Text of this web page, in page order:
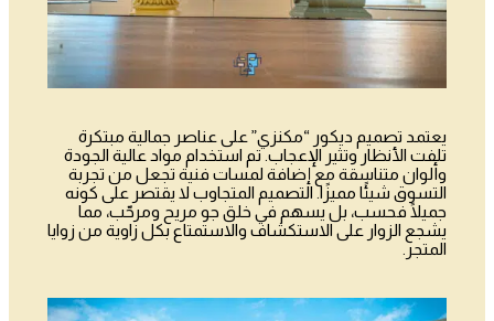
يعتمد تصميم ديكور “مكنزي” على عناصر جمالية مبتكرة
تلفت الأنظار وتثير الإعجاب. تم استخدام مواد عالية الجودة
وألوان متناسقة مع إضافة لمسات فنية تجعل من تجربة
التسوق شيئًا مميزًا. التصميم المتجاوب لا يقتصر على كونه
جميلًا فحسب، بل يسهم في خلق جو مريح ومرحّب، مما
يشجع الزوار على الاستكشاف والاستمتاع بكل زاوية من زوايا
المتجر.